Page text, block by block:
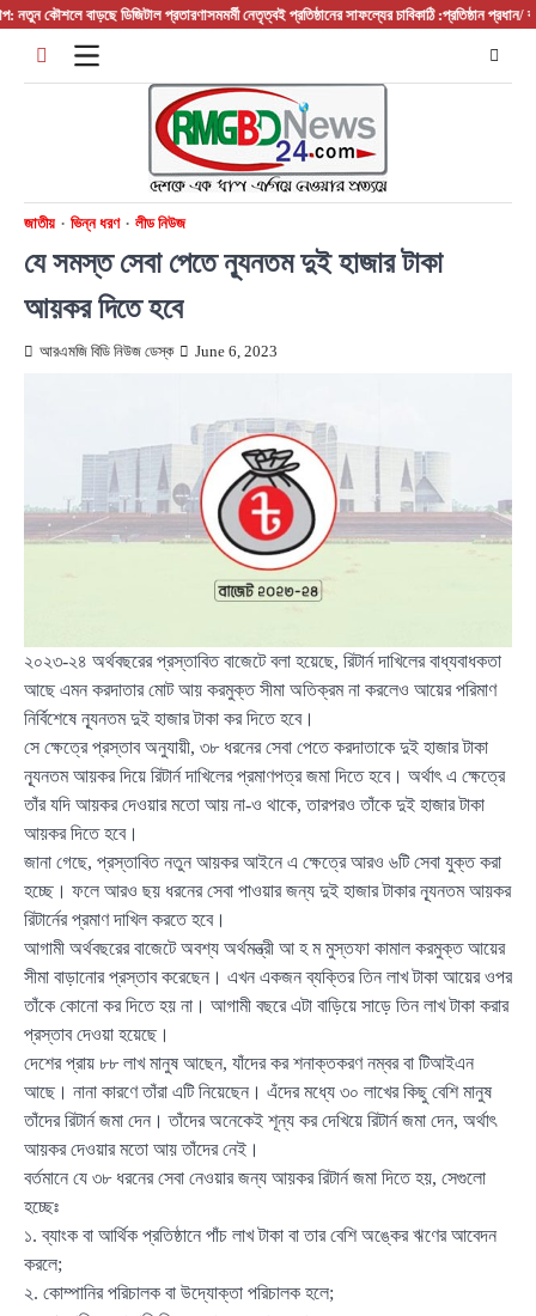
Skipবাড়ছে ডিজিটাল প্রতারণাসমমর্মী নেতৃত্বই প্রতিষ্ঠানের সাফল্যের চাবিকাঠি :প্রতিষ্ঠান প্রধান/ বস/
জাতীয় ভিন্ন ধরণ লীড নিউজ
যে সমস্ত সেবা পেতে ন্যূনতম দুই হাজার টাকা
আয়কর দিতে হবে
আরএমজি বিডি নিউজ ডেস্ক June 6, 2023
২০২৩-২৪ অর্থবছরের প্রস্তাবিত বাজেটে বলা হয়েছে, রিটার্ন দাখিলের বাধ্যবাধকতা
আছে এমন করদাতার মোট আয় করমুক্ত সীমা অতিক্রম না করলেও আয়ের পরিমাণ
নির্বিশেষে ন্যূনতম দুই হাজার টাকা কর দিতে হবে।
সে ক্ষেত্রে প্রস্তাব অনুযায়ী, ৩৮ ধরনের সেবা পেতে করদাতাকে দুই হাজার টাকা
ন্যূনতম আয়কর দিয়ে রিটার্ন দাখিলের প্রমাণপত্র জমা দিতে হবে। অর্থাৎ এ ক্ষেত্রে
তাঁর যদি আয়কর দেওয়ার মতো আয় না-ও থাকে, তারপরও তাঁকে দুই হাজার টাকা
আয়কর দিতে হবে।
জানা গেছে, প্রস্তাবিত নতুন আয়কর আইনে এ ক্ষেত্রে আরও ৬টি সেবা যুক্ত করা
হচ্ছে। ফলে আরও ছয় ধরনের সেবা পাওয়ার জন্য দুই হাজার টাকার ন্যূনতম আয়কর
রিটার্নের প্রমাণ দাখিল করতে হবে।
আগামী অর্থবছরের বাজেটে অবশ্য অর্থমন্ত্রী আ হ ম মুস্তফা কামাল করমুক্ত আয়ের
সীমা বাড়ানোর প্রস্তাব করেছেন। এখন একজন ব্যক্তির তিন লাখ টাকা আয়ের ওপর
তাঁকে কোনো কর দিতে হয় না। আগামী বছরে এটা বাড়িয়ে সাড়ে তিন লাখ টাকা করার
প্রস্তাব দেওয়া হয়েছে।
দেশের প্রায় ৮৮ লাখ মানুষ আছেন, যাঁদের কর শনাক্তকরণ নম্বর বা টিআইএন
আছে। নানা কারণে তাঁরা এটি নিয়েছেন। এঁদের মধ্যে ৩০ লাখের কিছু বেশি মানুষ
তাঁদের রিটার্ন জমা দেন। তাঁদের অনেকেই শূন্য কর দেখিয়ে রিটার্ন জমা দেন, অর্থাৎ
আয়কর দেওয়ার মতো আয় তাঁদের নেই।
বর্তমানে যে ৩৮ ধরনের সেবা নেওয়ার জন্য আয়কর রিটার্ন জমা দিতে হয়, সেগুলো
হচ্ছেঃ
১. ব্যাংক বা আর্থিক প্রতিষ্ঠানে পাঁচ লাখ টাকা বা তার বেশি অঙ্কের ঋণের আবেদন
করলে;
২. কোম্পানির পরিচালক বা উদ্যোক্তা পরিচালক হলে;